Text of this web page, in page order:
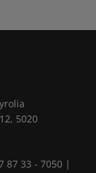
5020
87 33 - 7050 |